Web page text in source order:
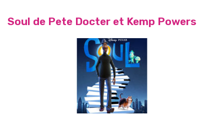
Soul de Pete Docter et Kemp Powers